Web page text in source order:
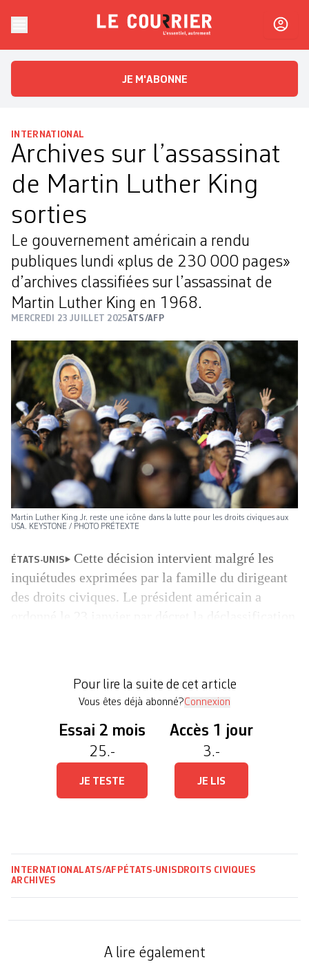
Le CourrierL'essentiel, autrement
JE M'ABONNE
INTERNATIONAL
Archives sur l’assassinat
de Martin Luther King
sorties
Le gouvernement américain a rendu
publiques lundi «plus de 230 000 pages»
d’archives classifiées sur l’assassinat de
Martin Luther King en 1968.
MERCREDI 23 JUILLET 2025ATS/AFP
Martin Luther King Jr. reste une icône dans la lutte pour les droits civiques aux
USA. KEYSTONE / PHOTO PRÉTEXTE
ÉTATS-UNIS
Cette décision intervient malgré les
inquiétudes exprimées par la famille du dirigeant
des droits civiques. Le président américain a
de Martin Luther […]
Pour lire la suite de cet article
Vous êtes déjà abonné?Connexion
Essai 2 mois
25.-
JE TESTE
Accès 1 jour
3.-
JE LIS
INTERNATIONALATS/AFP ÉTATS-UNIS DROITS CIVIQUES
ARCHIVES
A lire également